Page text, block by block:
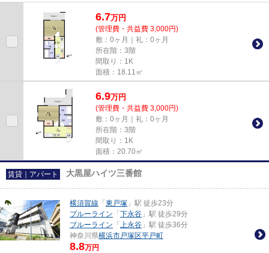
6.7万円
(管理費・共益費 3,000円)
敷：0ヶ月｜礼：0ヶ月
所在階：3階
間取り：1K
面積：18.11㎡
6.9万円
(管理費・共益費 3,000円)
敷：0ヶ月｜礼：0ヶ月
所在階：3階
間取り：1K
面積：20.70㎡
賃貸｜アパート 大黒屋ハイツ三番館
横須賀線 「 東戸塚 」駅 徒歩23分
ブルーライン 「 下永谷 」駅 徒歩29分
ブルーライン 「 上永谷 」駅 徒歩36分
神奈川県横浜市戸塚区平戸町
8.8万円